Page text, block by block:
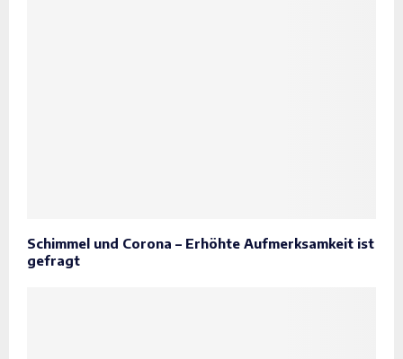
Schimmel und Corona – Erhöhte Aufmerksamkeit ist
gefragt